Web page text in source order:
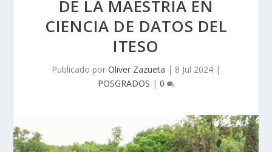
DE LA MAESTRÍA EN
CIENCIA DE DATOS DEL
ITESO
Publicado por Oliver Zazueta | 8 Jul 2024 |
POSGRADOS | 0